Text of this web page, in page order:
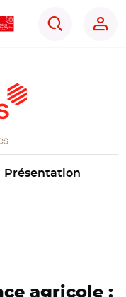
Rechercher
Présentation
Facebook
sur Linkedin
page sur Twitter
cette page sur
agricole :